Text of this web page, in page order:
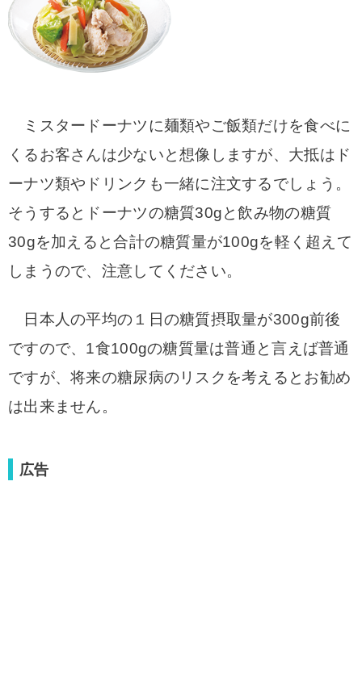
ミスタードーナツに麺類やご飯類だけを食べに
くるお客さんは少ないと想像しますが、大抵はド
ーナツ類やドリンクも一緒に注文するでしょう。
そうするとドーナツの糖質30gと飲み物の糖質
30gを加えると合計の糖質量が100gを軽く超えて
しまうので、注意してください。
日本人の平均の１日の糖質摂取量が300g前後
ですので、1食100gの糖質量は普通と言えば普通
ですが、将来の糖尿病のリスクを考えるとお勧め
は出来ません。
広告